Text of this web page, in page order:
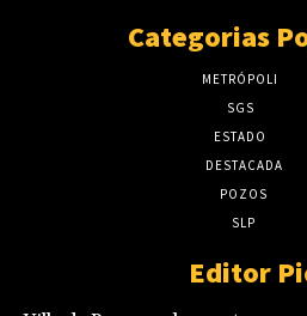
Categorias
METRÓPOLI
SGS
ESTADO
DESTACADA
POZOS
SLP
Editor